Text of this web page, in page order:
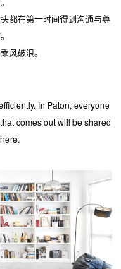
都在第一时间得到沟通与尊
风破浪。
In Paton, everyone
comes out will be shared